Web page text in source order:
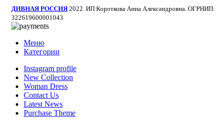
ДИВНАЯ РОССИЯ 2022. ИП Короткова Анна Александровна. ОГРНИП:
322619600001043
Меню
Категории
Instagram profile
New Collection
Woman Dress
Contact Us
Latest News
Purchase Theme